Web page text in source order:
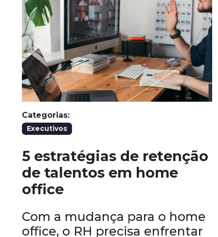
Categorias:
Executivos
5 estratégias de retenção
de talentos em home
office
Com a mudança para o home
office, o RH precisa enfrentar